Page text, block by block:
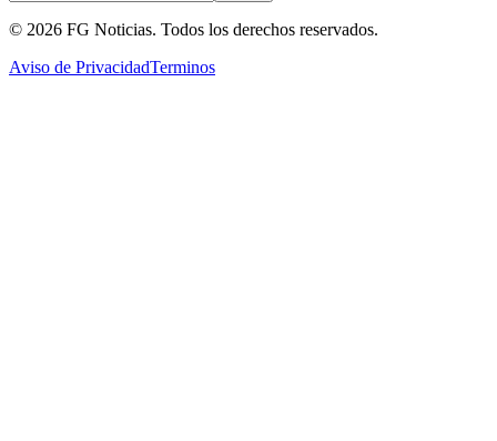
© 2026 FG Noticias. Todos los derechos reservados.
Aviso de PrivacidadTerminos